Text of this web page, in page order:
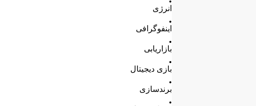
انرژی
.
اینفوگرافی
.
بازاریابی
.
بازی دیجیتال
.
برندسازی
.